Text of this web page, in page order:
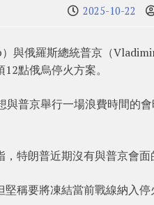
2025-10-22
與俄羅斯總統普京（
點俄烏停火方案。
與普京舉行一場浪費時間的
特朗普近期沒有與普京會面
稱要將凍結當前戰線納入停